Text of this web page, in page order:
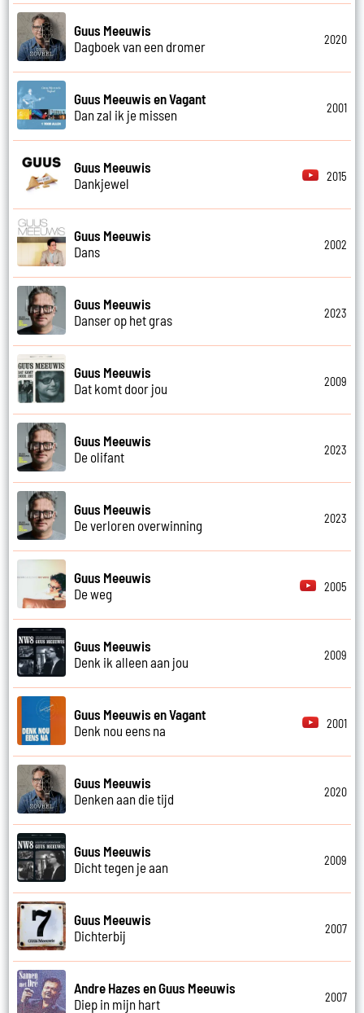
Guus Meeuwis
Dagboek van een dromer
2020
Guus Meeuwis en Vagant
Dan zal ik je missen
2001
Guus Meeuwis
Dankjewel
2015
Guus Meeuwis
Dans
2002
Guus Meeuwis
Danser op het gras
2023
Guus Meeuwis
Dat komt door jou
2009
Guus Meeuwis
De olifant
2023
Guus Meeuwis
De verloren overwinning
2023
Guus Meeuwis
De weg
2005
Guus Meeuwis
Denk ik alleen aan jou
2009
Guus Meeuwis en Vagant
Denk nou eens na
2001
Guus Meeuwis
Denken aan die tijd
2020
Guus Meeuwis
Dicht tegen je aan
2009
Guus Meeuwis
Dichterbij
2007
Andre Hazes en Guus Meeuwis
Diep in mijn hart
2007